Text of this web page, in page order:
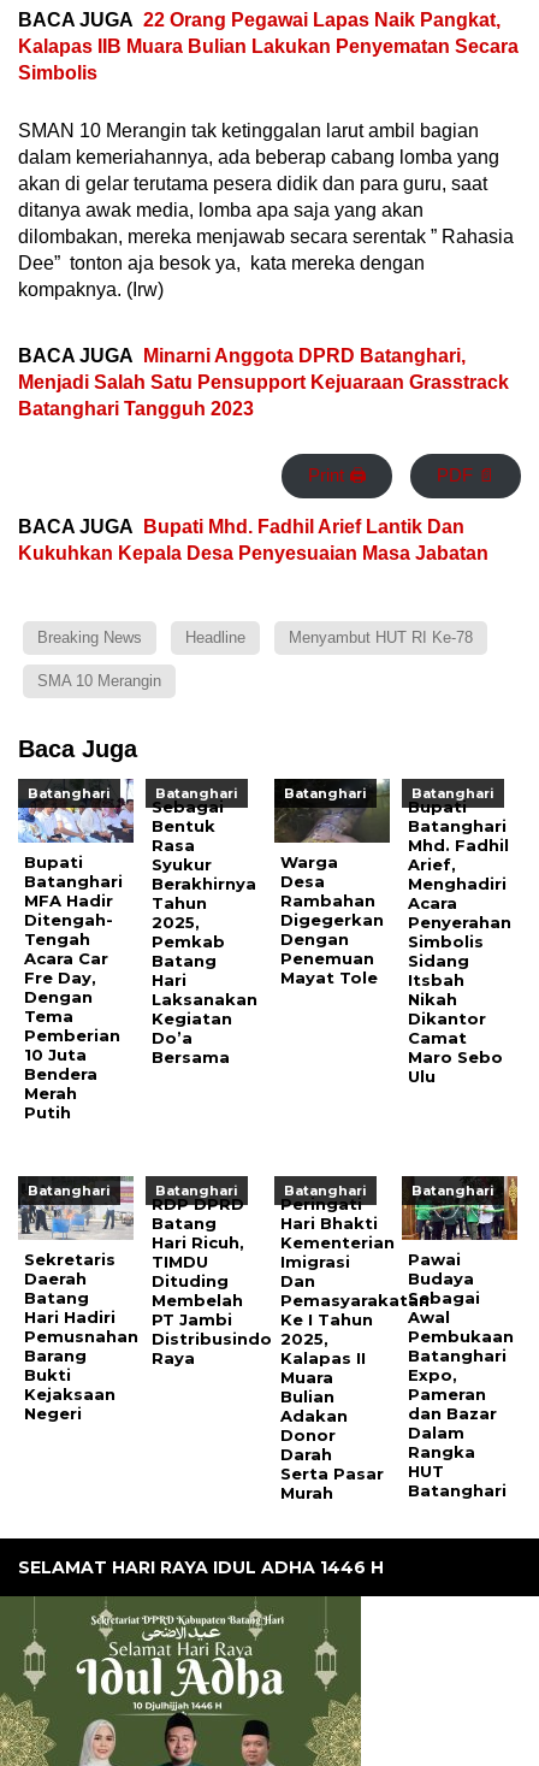
BACA JUGA 22 Orang Pegawai Lapas Naik Pangkat,
Kalapas IIB Muara Bulian Lakukan Penyematan Secara
Simbolis
SMAN 10 Merangin tak ketinggalan larut ambil bagian
dalam kemeriahannya, ada beberap cabang lomba yang
akan di gelar terutama pesera didik dan para guru, saat
ditanya awak media, lomba apa saja yang akan
dilombakan, mereka menjawab secara serentak ” Rahasia
Dee” tonton aja besok ya, kata mereka dengan
kompaknya. (Irw)
BACA JUGA
Minarni Anggota DPRD Batanghari,
Menjadi Salah Satu Pensupport Kejuaraan Grasstrack
Batanghari Tangguh 2023
Print 🖨 PDF 📄
BACA JUGA
Bupati Mhd. Fadhil Arief Lantik Dan
Kukuhkan Kepala Desa Penyesuaian Masa Jabatan
Breaking News Headline Menyambut HUT RI Ke-78
SMA 10 Merangin
Baca Juga
Batanghari
Bupati
Batanghari
MFA Hadir
Ditengah-
Tengah
Acara Car
Fre Day,
Dengan
Tema
Pemberian
10 Juta
Bendera
Merah
Putih
Batanghari
Sebagai
Bentuk
Rasa
Syukur
Berakhirnya
Tahun
2025,
Pemkab
Batang
Hari
Laksanakan
Kegiatan
Do’a
Bersama
Batanghari
Warga
Desa
Rambahan
Digegerkan
Dengan
Penemuan
Mayat Tole
Batanghari
Bupati
Batanghari
Mhd. Fadhil
Arief,
Menghadiri
Acara
Penyerahan
Simbolis
Sidang
Itsbah
Nikah
Dikantor
Camat
Maro Sebo
Ulu
Batanghari
Sekretaris
Daerah
Batang
Hari Hadiri
Pemusnahan
Barang
Bukti
Kejaksaan
Negeri
Batanghari
RDP DPRD
Batang
Hari Ricuh,
TIMDU
Dituding
Membelah
PT Jambi
Distribusindo
Raya
Batanghari
Peringati
Hari Bhakti
Kementerian
Imigrasi
Dan
Pemasyarakatan
Ke I Tahun
2025,
Kalapas II
Muara
Bulian
Adakan
Donor
Darah
Serta Pasar
Murah
Batanghari
Pawai
Budaya
Sebagai
Awal
Pembukaan
Batanghari
Expo,
Pameran
dan Bazar
Dalam
Rangka
HUT
Batanghari
SELAMAT HARI RAYA IDUL ADHA 1446 H